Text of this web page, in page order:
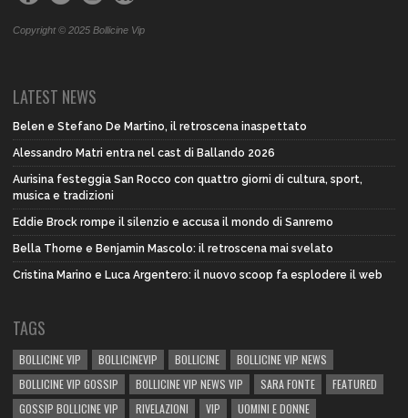
Copyright © 2025 Bollicine Vip
LATEST NEWS
Belen e Stefano De Martino, il retroscena inaspettato
Alessandro Matri entra nel cast di Ballando 2026
Aurisina festeggia San Rocco con quattro giorni di cultura, sport,
musica e tradizioni
Eddie Brock rompe il silenzio e accusa il mondo di Sanremo
Bella Thorne e Benjamin Mascolo: il retroscena mai svelato
Cristina Marino e Luca Argentero: il nuovo scoop fa esplodere il web
TAGS
BOLLICINE VIP BOLLICINEVIP BOLLICINE
BOLLICINE VIP NEWS
BOLLICINE VIP GOSSIP
BOLLICINE VIP NEWS VIP SARA FONTE
FEATURED
GOSSIP BOLLICINE VIP
RIVELAZIONI VIP UOMINI E DONNE